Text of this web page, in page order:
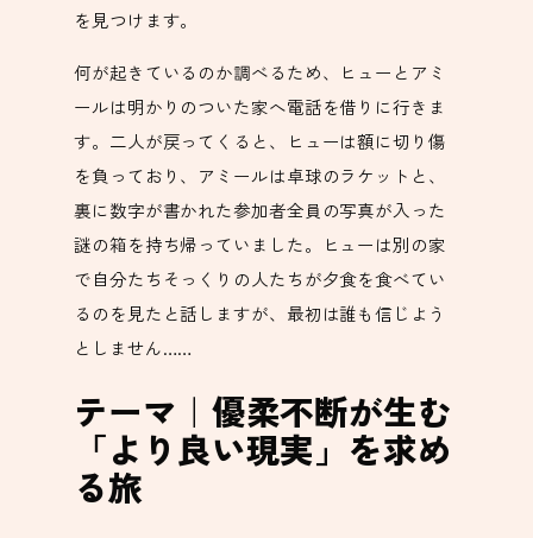
を見つけます。
何が起きているのか調べるため、ヒューとアミ
ールは明かりのついた家へ電話を借りに行きま
す。二人が戻ってくると、ヒューは額に切り傷
を負っており、アミールは卓球のラケットと、
裏に数字が書かれた参加者全員の写真が入った
謎の箱を持ち帰っていました。ヒューは別の家
で自分たちそっくりの人たちが夕食を食べてい
るのを見たと話しますが、最初は誰も信じよう
としません……
テーマ｜優柔不断が生む
「より良い現実」を求め
る旅